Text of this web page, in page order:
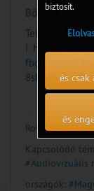
Bővebb
Telekom
I: https://
Rovat:
Kapcsolódó
#Audiovizuális
országok:
biztosít.
és csak
és